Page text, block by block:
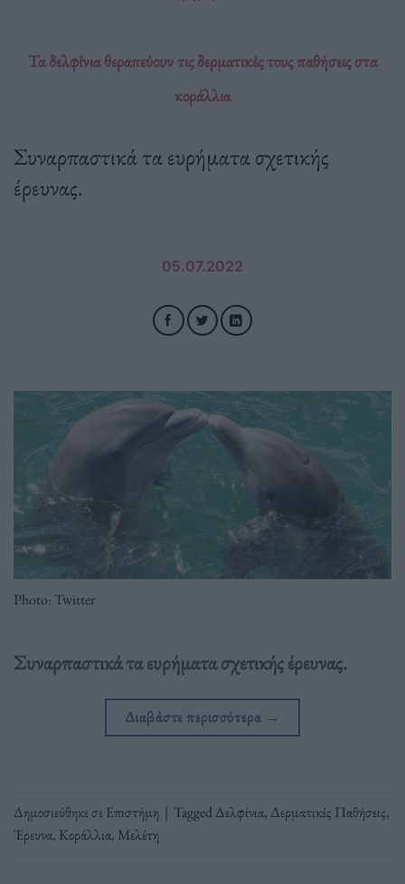
Τα δελφίνια θεραπεύουν τις δερματικές τους παθήσεις στα
κοράλλια
Συναρπαστικά τα ευρήματα σχετικής
έρευνας.
05.07.2022
Photo: Twitter
Συναρπαστικά τα ευρήματα σχετικής έρευνας.
Διαβάστε περισσότερα →
Δημοσιεύθηκε σεΕπιστήμη | TaggedΔελφίνια, Δερματικές Παθήσεις,
Έρευνα, Κοράλλια, Μελέτη